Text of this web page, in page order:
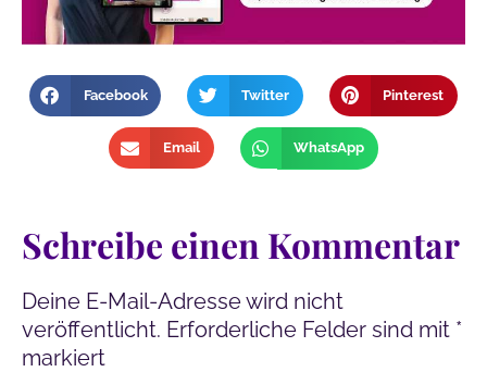
Facebook Twitter Pinterest
Email WhatsApp
Schreibe einen Kommentar
Deine E-Mail-Adresse wird nicht
veröffentlicht. Erforderliche Felder sind mit *
markiert